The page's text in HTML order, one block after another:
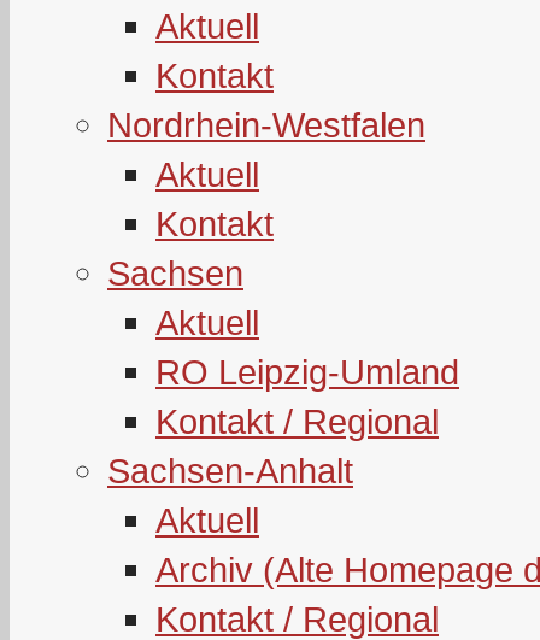
Aktuell
Kontakt
Nordrhein-Westfalen
Aktuell
Kontakt
Sachsen
Aktuell
RO Leipzig-Umland
Kontakt / Regional
Sachsen-Anhalt
Aktuell
Archiv (Alte Homepage
Kontakt / Regional